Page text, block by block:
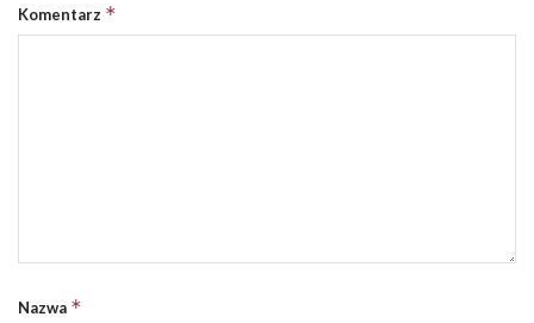
Komentarz *
Nazwa *